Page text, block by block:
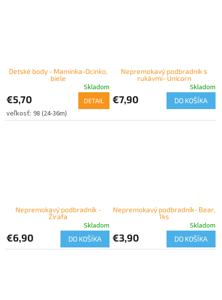
Detské body - Maminka-Ocinko,
biele
Skladom
€5,70 DETAIL
98 (24-36m)
Nepremokavý podbradník s
rukávmi- Unicorn
Skladom
€7,90 DO KOŠÍKA
Nepremokavý podbradník -
Žirafa
Skladom
€6,90 DO KOŠÍKA
Nepremokavý podbradník- Bear,
1ks
Skladom
€3,90 DO KOŠÍKA